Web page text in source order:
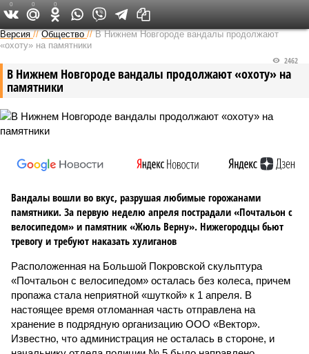
Версия в Кирове
Версия //Общество //В Нижнем Новгороде вандалы продолжают
«охоту» на памятники
В Нижнем Новгороде вандалы продолжают «охоту» на
памятники
2462
Вандалы вошли во вкус, разрушая любимые горожанами
памятники. За первую неделю апреля пострадали «Почтальон с
велосипедом» и памятник «Жюль Верну». Нижегородцы бьют
тревогу и требуют наказать хулиганов
Расположенная на Большой Покровской скульптура
«Почтальон с велосипедом» осталась без колеса, причем
пропажа стала неприятной «шуткой» к 1 апреля. В
настоящее время отломанная часть отправлена на
хранение в подрядную организацию ООО «Вектор».
Известно, что администрация не осталась в стороне, и
0 0 0